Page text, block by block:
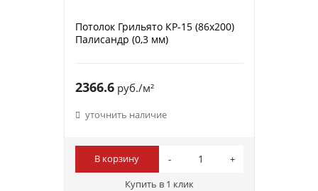
Потолок Грильято КР-15 (86х200)
Палисандр (0,3 мм)
2366.6руб./м²
уточнить наличие
В корзину
Купить в 1 клик